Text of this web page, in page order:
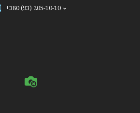
+380 (93) 205-10-10